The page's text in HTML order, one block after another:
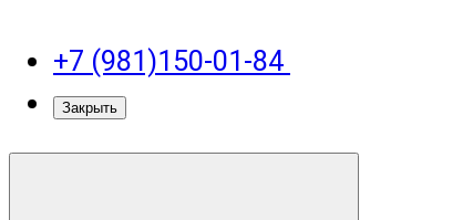
+7 (981)150-01-84
Закрыть